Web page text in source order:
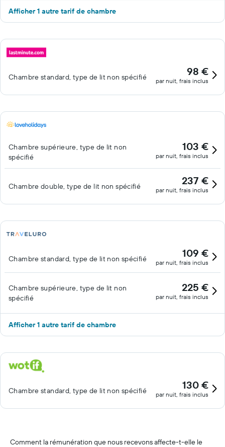
Afficher 1 autre tarif de chambre
Chambre standard, type de lit non spécifié 98 €
par nuit, frais inclus
Chambre supérieure, type de lit non
spécifié
103 €
par nuit, frais inclus
Chambre double, type de lit non spécifié 237 €
par nuit, frais inclus
Chambre standard, type de lit non spécifié 109 €
par nuit, frais inclus
Chambre supérieure, type de lit non
spécifié
225 €
par nuit, frais inclus
Afficher 1 autre tarif de chambre
Chambre standard, type de lit non spécifié 130 €
par nuit, frais inclus
Comment la rémunération que nous recevons affecte-t-elle le